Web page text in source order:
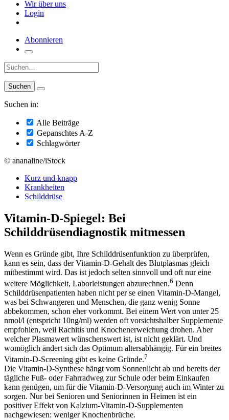
Wir über uns
Login
Abonnieren
Suche:
Suchen in:
Alle Beiträge
Gepanschtes A-Z
Schlagwörter
© ananaline/iStock
Kurz und knapp
Krankheiten
Schilddrüse
Vitamin-D-Spiegel: Bei
Schilddrüsendiagnostik mitmessen
Wenn es Gründe gibt, Ihre Schilddrüsenfunktion zu überprüfen,
kann es sein, dass der Vitamin-D-Gehalt des Blutplasmas gleich
mitbestimmt wird. Das ist jedoch selten sinnvoll und oft nur eine
weitere Möglichkeit, Laborleistungen abzurechnen.6 Denn
Schilddrüsenpatienten haben nicht per se einen Vitamin-D-Mangel,
was bei Schwangeren und Menschen, die ganz wenig Sonne
abbekommen, schon eher vorkommt. Bei einem Wert von unter 25
nmol/l (entspricht 10ng/ml) werden oft vorsichtshalber Supplemente
empfohlen, weil Rachitis und Knochenerweichung drohen. Aber
welcher Plasmawert wünschenswert ist, ist nicht geklärt. Und
womöglich ändert sich das Optimum altersabhängig. Für ein breites
Vitamin-D-Screening gibt es keine Gründe.7
Die Vitamin-D-Synthese hängt vom Sonnenlicht ab und bereits der
tägliche Fuß- oder Fahrradweg zur Schule oder beim Einkaufen
kann genügen, um für die Vitamin-D-Versorgung auch im Winter zu
sorgen. Nur bei Senioren und Seniorinnen in Heimen ist ein
positiver Effekt von Kalzium-Vitamin-D-Supplementen
nachgewiesen: weniger Knochenbrüche.